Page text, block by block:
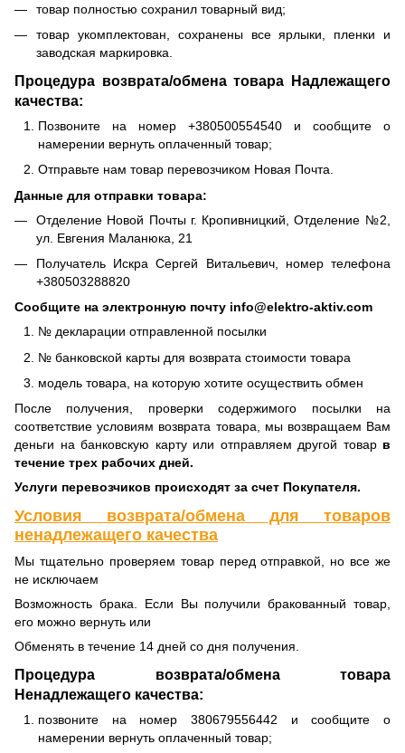
товар полностью сохранил товарный вид;
товар укомплектован, сохранены все ярлыки, пленки и
заводская маркировка.
Процедура возврата/обмена товара Надлежащего
качества:
Позвоните на номер +380500554540 и сообщите о
намерении вернуть оплаченный товар;
Отправьте нам товар перевозчиком Новая Почта.
Данные для отправки товара:
Отделение Новой Почты г. Кропивницкий, Отделение №2,
ул. Евгения Маланюка, 21
Получатель Искра Сергей Витальевич, номер телефона
+380503288820
Сообщите на электронную почту info@elektro-aktiv.com
№ декларации отправленной посылки
№ банковской карты для возврата стоимости товара
модель товара, на которую хотите осуществить обмен
После получения, проверки содержимого посылки на
соответствие условиям возврата товара, мы возвращаем Вам
деньги на банковскую карту или отправляем другой товар в
течение трех рабочих дней.
Услуги перевозчиков происходят за счет Покупателя.
Условия возврата/обмена для товаров
ненадлежащего качества
Мы тщательно проверяем товар перед отправкой, но все же
не исключаем
Возможность брака. Если Вы получили бракованный товар,
его можно вернуть или
Обменять в течение 14 дней со дня получения.
Процедура возврата/обмена товара
Ненадлежащего качества:
позвоните на номер 380679556442 и сообщите о
намерении вернуть оплаченный товар;